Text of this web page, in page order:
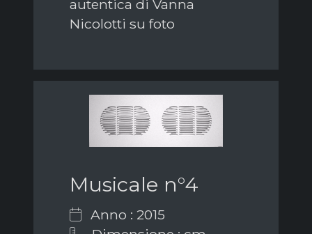
autentica di Vanna
Nicolotti su foto
Musicale n°4
Anno : 2015